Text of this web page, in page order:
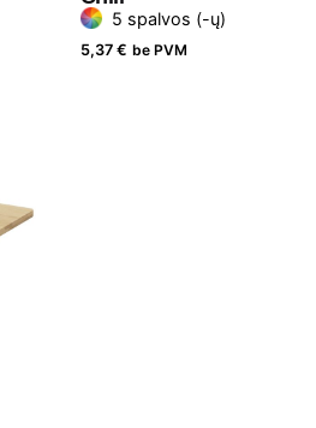
5 spalvos (-ų)
5,37 € be PVM